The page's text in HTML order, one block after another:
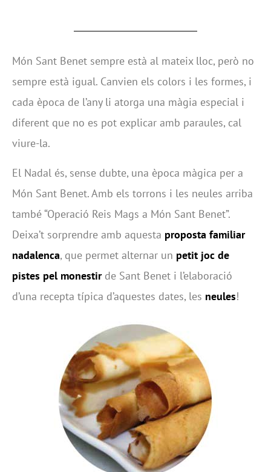
Món Sant Benet sempre està al mateix lloc, però no
sempre està igual. Canvien els colors i les formes, i
cada època de l’any li atorga una màgia especial i
diferent que no es pot explicar amb paraules, cal
viure-la.
El Nadal és, sense dubte, una època màgica per a
Món Sant Benet. Amb els torrons i les neules arriba
també “Operació Reis Mags a Món Sant Benet”.
Deixa’t sorprendre amb aquesta proposta familiar
nadalenca, que permet alternar un petit joc de
pistes pel monestirde Sant Benet i l’elaboració
d’una recepta típica d’aquestes dates, les neules!